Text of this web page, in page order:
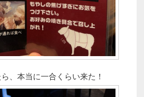
、本当に一合くらい来た！